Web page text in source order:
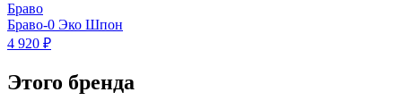
Браво
Браво-0 Эко Шпон
4 920 ₽
Этого бренда